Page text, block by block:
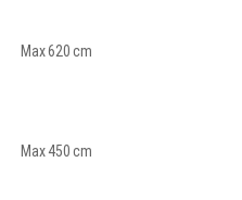
Max620cm
Max450cm